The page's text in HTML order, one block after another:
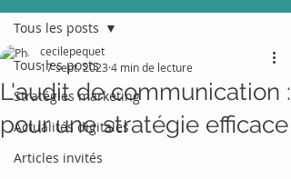
Tous les posts
Stratégies marketing
Actualités digitales
Articles invités
Tous les posts
L'audit de communication :
pour une stratégie efficace
cecilepequet
17 sept. 2023 4 min de lecture